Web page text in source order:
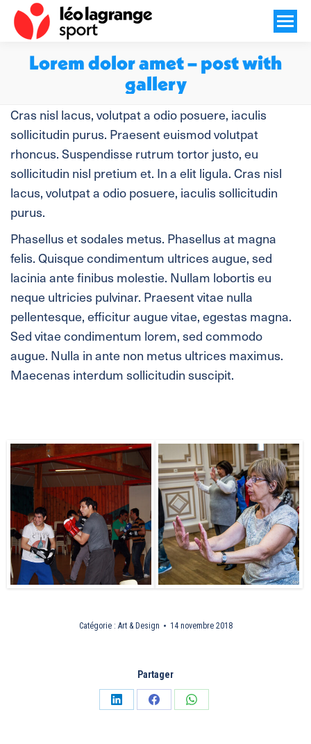
Lorem dolor amet – post with
gallery
Cras nisl lacus, volutpat a odio posuere, iaculis
sollicitudin purus. Praesent euismod volutpat
rhoncus. Suspendisse rutrum tortor justo, eu
sollicitudin nisl pretium et. In a elit ligula. Cras nisl
lacus, volutpat a odio posuere, iaculis sollicitudin
purus.
Phasellus et sodales metus. Phasellus at magna
felis. Quisque condimentum ultrices augue, sed
lacinia ante finibus molestie. Nullam lobortis eu
neque ultricies pulvinar. Praesent vitae nulla
pellentesque, efficitur augue vitae, egestas magna.
Sed vitae condimentum lorem, sed commodo
augue. Nulla in ante non metus ultrices maximus.
Maecenas interdum sollicitudin suscipit.
Catégorie : Art & Design 14 novembre 2018
Partager
PartagerPartagerPartager